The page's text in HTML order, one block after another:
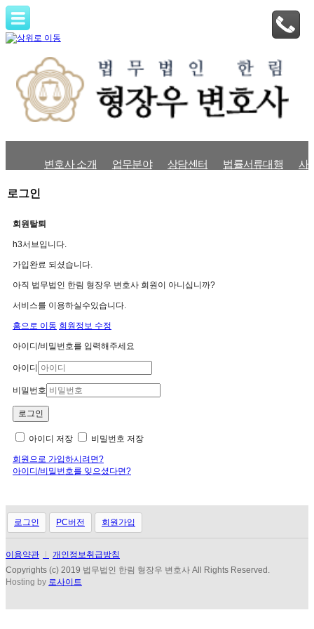
변호사 소개 업무분야 상담센터 법률서류대행 사
로그인
회원탈퇴
h3서브입니다.
가입완료 되셨습니다.
아직 법무법인 한림 형장우 변호사 회원이 아니십니까?
서비스를 이용하실수있습니다.
홈으로 이동 회원정보 수정
아이디/비밀번호를 입력해주세요
아이디
비밀번호
아이디 저장 비밀번호 저장
회원으로 가입하시려면?
아이디/비밀번호를 잊으셨다면?
로그인 PC버전 회원가입
이용약관 l
개인정보취급방침
Copyrights (c) 2019 법무법인 한림 형장우 변호사 All Rights Reserved.
Hosting by 로사이트